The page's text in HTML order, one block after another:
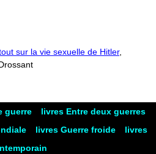
sur la vie sexuelle de Hitler,
guerre
livres Entre deux guerres
livres Guerre froide
livres